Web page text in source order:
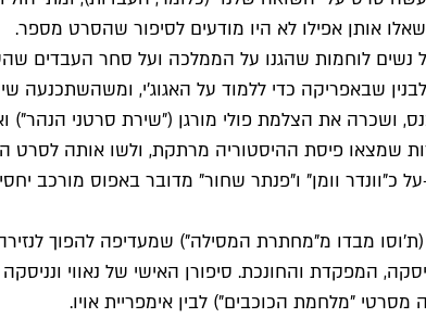
אותן אפילו לא היו מודעים לסיפור שהסרט מספר.
אפריקה, בין המאה ה-17 לתחילת המאה ה-20, היה צבא של נשים לוחמות שהגנו על
נסעה לבנין שבאפריקה כדי ללמוד על האגוג'י,
את הצלמת פולי מורגן ("שירת סרטני הנהר")
פיסת ההיסטוריה מרתקת, ולשו אותה לסרט
על כ"וונדר וומן" ו"פנתר שחור" מדובר באפוס
נאווי הצעירה (ת'וסו מבדו מ"מחתרת המסילה") שמעדיפה
המפקדת והחונכת. סיפורן האישי של נאווי
"מלחמת הכוכבים") לבין אימפריית אויו.